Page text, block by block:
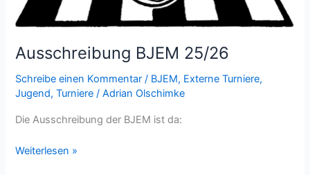
Steinfurter
Nachwuchs
Ausschreibung BJEM 25/26
Schreibe einen Kommentar / BJEM, Externe Turniere,
Jugend,Turniere /Adrian Olschimke
Die Ausschreibung der BJEM ist da:
Ausschreibung
Weiterlesen »